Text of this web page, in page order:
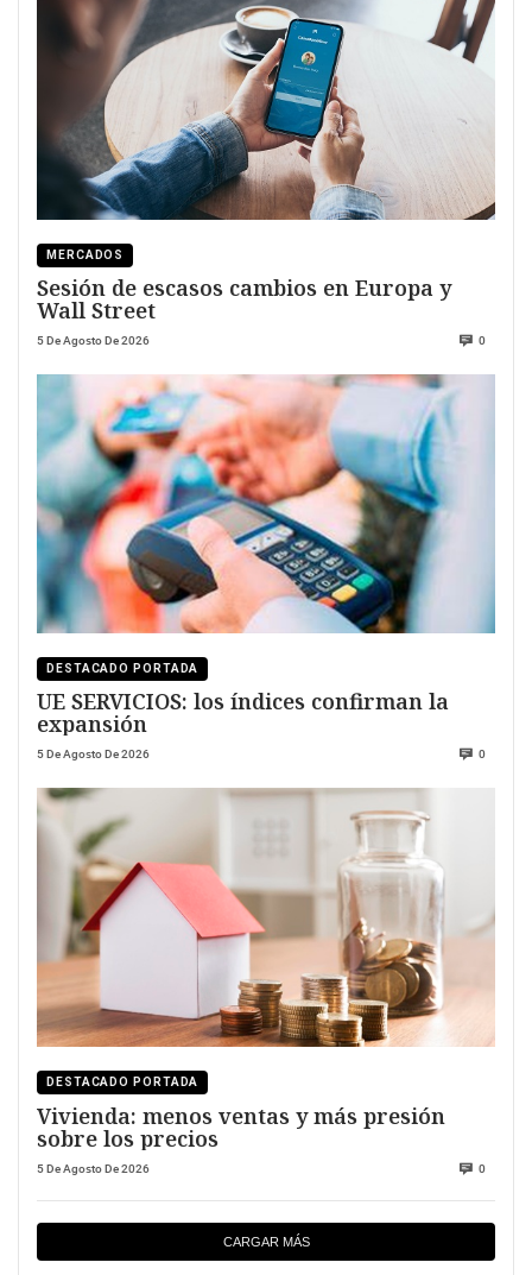
MERCADOS
Sesión de escasos cambios en Europa y
Wall Street
5 De Agosto De 2026 0
DESTACADO PORTADA
UE SERVICIOS: los índices confirman la
expansión
5 De Agosto De 2026 0
DESTACADO PORTADA
Vivienda: menos ventas y más presión
sobre los precios
5 De Agosto De 2026 0
CARGAR MÁS